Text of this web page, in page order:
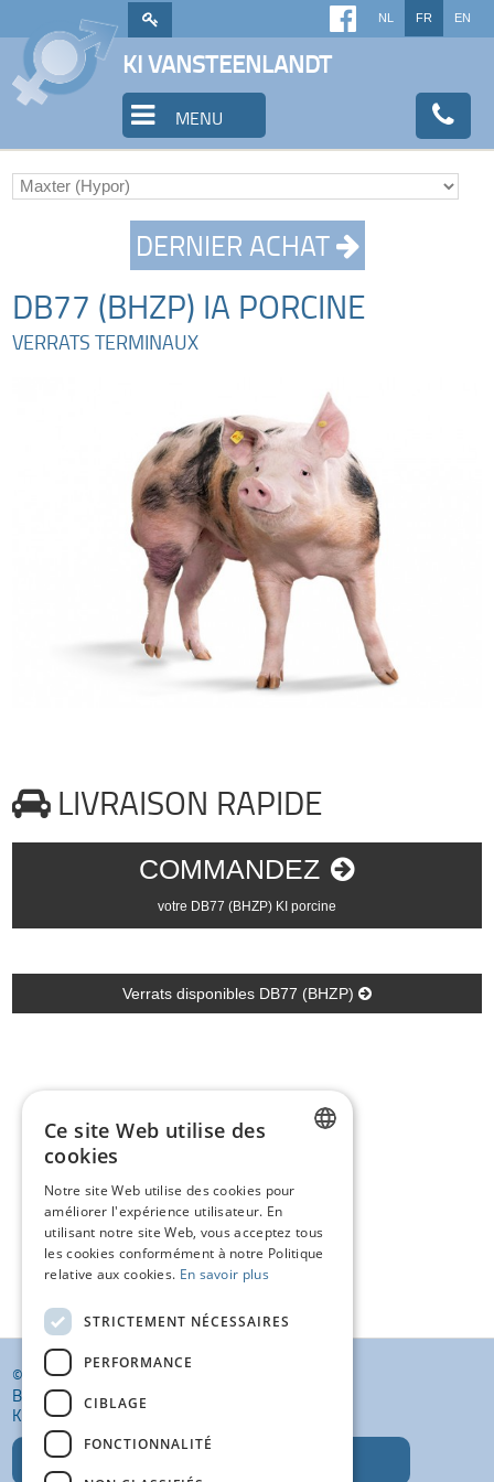
NL FR EN
KI VANSTEENLANDT
MENU
DERNIER ACHAT
DB77 (BHZP) IA PORCINE
VERRATS TERMINAUX
LIVRAISON RAPIDE
COMMANDEZ
votre DB77 (BHZP) KI porcine
Verrats disponibles DB77 (BHZP)
© KI VANSTEENLANDT BV
BANKELINDEWEG 33
KROMBEKE (POPERINGE) 8972
FRENCH
ENGLISH
Ce site Web utilise des
cookies
Notre site Web utilise des cookies pour
améliorer l'expérience utilisateur. En
utilisant notre site Web, vous acceptez tous
les cookies conformément à notre Politique
relative aux cookies. En savoir plus
STRICTEMENT NÉCESSAIRES
PERFORMANCE
CIBLAGE
FONCTIONNALITÉ